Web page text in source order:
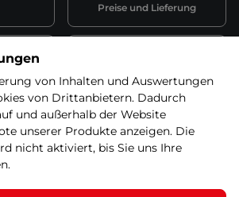
Preise und Lieferung
mit Link
Batterieentsorgung
Widerruf erklären
von Inhalten und Auswertungen
von Drittanbietern. Dadurch
und außerhalb der Website
unserer Produkte anzeigen. Die
nicht aktiviert, bis Sie uns Ihre